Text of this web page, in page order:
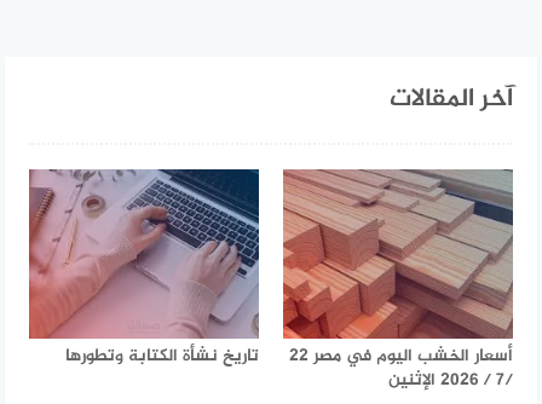
آخر المقالات
أسعار الخشب اليوم في مصر 22
/7 / 2026 الإثنين
تاريخ نشأة الكتابة وتطورها